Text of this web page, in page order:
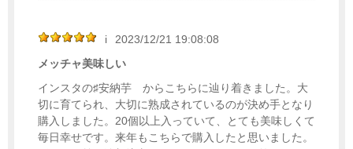
i
2023/12/21 19:08:08
メッチャ美味しい
インスタの♯安納芋 からこちらに辿り着きました。大
切に育てられ、大切に熟成されているのが決め手となり
購入しました。20個以上入っていて、とても美味しくて
毎日幸せです。来年もこちらで購入したと思いました。